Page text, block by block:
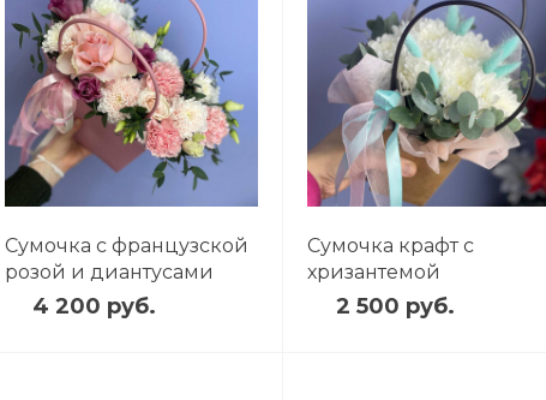
Сумочка с французской
розой и диантусами
4 200 руб.
Сумочка крафт с
хризантемой
2 500 руб.